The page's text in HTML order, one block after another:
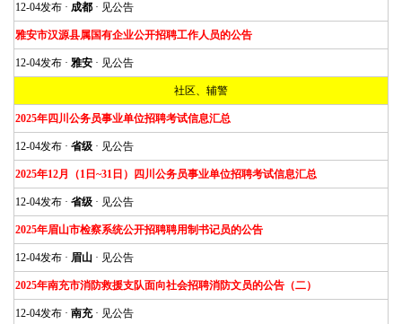
12-04发布 · 成都 · 见公告
雅安市汉源县属国有企业公开招聘工作人员的公告
12-04发布 · 雅安 · 见公告
社区、辅警
2025年四川公务员事业单位招聘考试信息汇总
12-04发布 · 省级 · 见公告
2025年12月（1日~31日）四川公务员事业单位招聘考试信息汇总
12-04发布 · 省级 · 见公告
2025年眉山市检察系统公开招聘聘用制书记员的公告
12-04发布 · 眉山 · 见公告
2025年南充市消防救援支队面向社会招聘消防文员的公告（二）
12-04发布 · 南充· 见公告